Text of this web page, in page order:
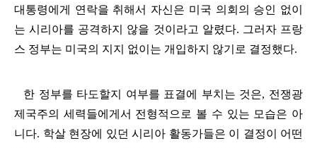
대통령에게 연락을 취해서 자신은 미국 의회의 승인 없이
는 시리아를 공격하지 않을 것이라고 알렸다. 그러자 프랑
스 정부는 미국의 지지 없이는 개입하지 않기로 결정했다.
한 정부를 타도할지 여부를 표결에 부치는 것은, 전쟁광
제국주의 세력들에게서 전형적으로 볼 수 있는 모습은 아
니다. 학살 현장에 있던 시리아 활동가들은 이 결정이 어떤